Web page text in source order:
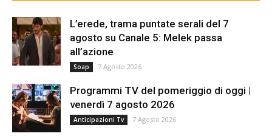
L’erede, trama puntate serali del 7
agosto su Canale 5: Melek passa
all’azione
Soap 7 Agosto 2026
Programmi TV del pomeriggio di oggi |
venerdì 7 agosto 2026
Anticipazioni Tv 7 Agosto 2026